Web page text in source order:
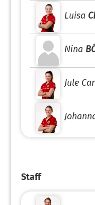
Luisa
Nina
Jule
Staff